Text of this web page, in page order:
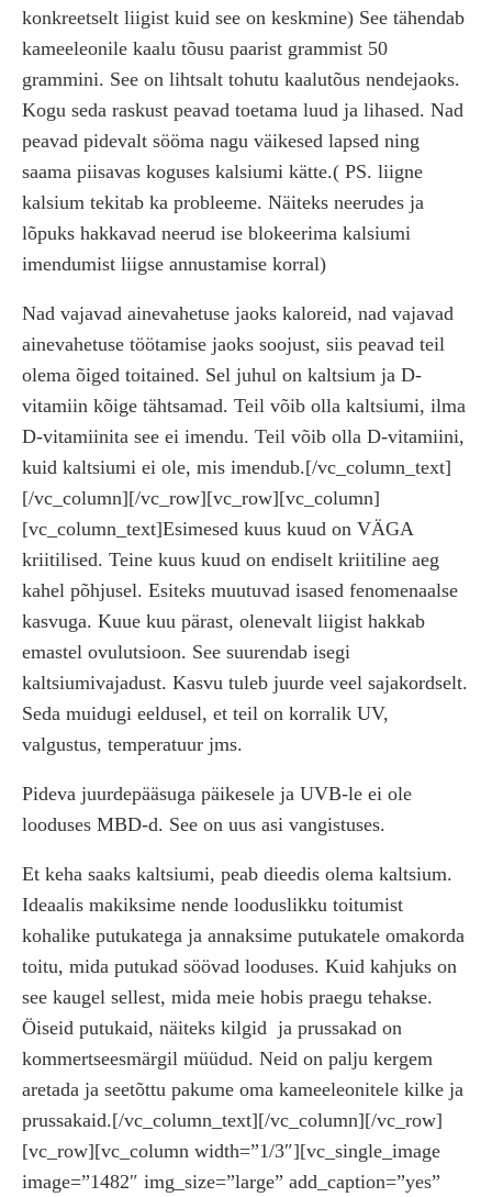
konkreetselt liigist kuid see on keskmine) See tähendab
kameeleonile kaalu tõusu paarist grammist 50
grammini. See on lihtsalt tohutu kaalutõus nendejaoks.
Kogu seda raskust peavad toetama luud ja lihased. Nad
peavad pidevalt sööma nagu väikesed lapsed ning
saama piisavas koguses kalsiumi kätte.( PS. liigne
kalsium tekitab ka probleeme. Näiteks neerudes ja
lõpuks hakkavad neerud ise blokeerima kalsiumi
imendumist liigse annustamise korral)
Nad vajavad ainevahetuse jaoks kaloreid, nad vajavad
ainevahetuse töötamise jaoks soojust, siis peavad teil
olema õiged toitained. Sel juhul on kaltsium ja D-
vitamiin kõige tähtsamad. Teil võib olla kaltsiumi, ilma
D-vitamiinita see ei imendu. Teil võib olla D-vitamiini,
kuid kaltsiumi ei ole, mis imendub.[/vc_column_text]
[/vc_column][/vc_row][vc_row][vc_column]
[vc_column_text]Esimesed kuus kuud on VÄGA
kriitilised. Teine kuus kuud on endiselt kriitiline aeg
kahel põhjusel. Esiteks muutuvad isased fenomenaalse
kasvuga. Kuue kuu pärast, olenevalt liigist hakkab
emastel ovulutsioon. See suurendab isegi
kaltsiumivajadust. Kasvu tuleb juurde veel sajakordselt.
Seda muidugi eeldusel, et teil on korralik UV,
valgustus, temperatuur jms.
Pideva juurdepääsuga päikesele ja UVB-le ei ole
looduses MBD-d. See on uus asi vangistuses.
Et keha saaks kaltsiumi, peab dieedis olema kaltsium.
Ideaalis makiksime nende looduslikku toitumist
kohalike putukatega ja annaksime putukatele omakorda
toitu, mida putukad söövad looduses. Kuid kahjuks on
see kaugel sellest, mida meie hobis praegu tehakse.
Öiseid putukaid, näiteks kilgid ja prussakad on
kommertseesmärgil müüdud. Neid on palju kergem
aretada ja seetõttu pakume oma kameeleonitele kilke ja
prussakaid.[/vc_column_text][/vc_column][/vc_row]
[vc_row][vc_column width=”1/3″][vc_single_image
image=”1482″ img_size=”large” add_caption=”yes”